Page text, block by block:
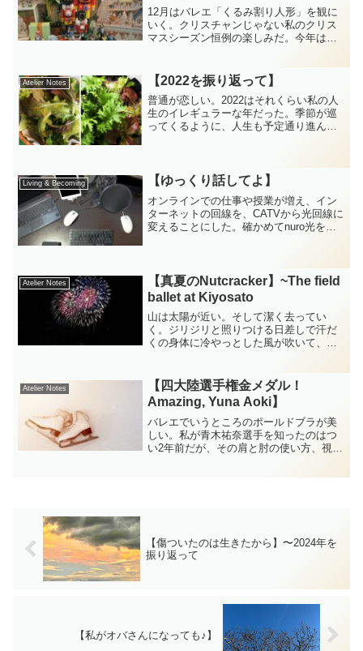
12月はバレエ「くるみ割り人形」を観に
いく。クリスチャンじゃない私のクリス
マスシーズン恒例の楽しみだ。今年は東
その昔、クリスマスマーケットで有名
な、ドイツのローテンブル...
Atelier Notes 【2022を振り返って】
普通が恋しい。2022はそれくらい私の人
生のイレギュラーな年だった。季節が巡
ってくるように、人生も予定通り進んで
オンラインで、多くの人達と繋がった。
あらゆる勉強会に足を...
Living & Becoming 【ゆっくり話してよ】
オンラインでの仕事や授業が増え、イン
ターネットの回線を、CATVから光回線に
変えることにした。確かめてnuro光を申
に申し込んだが...
Atelier Notes
【真夏のNutcracker】~The field
ballet at Kiyosato
山は太陽が近い。そして潔く去ってい
く。ジリジリと照りつける日差しで汗だ
くの身体に冷やっとした風が吹いて、慌
今年は2日にわたってフィールドバレエを
堪能した。我が家の初日は...
Atelier Notes
【四大陸選手権金メダル！
Amazing, Yuna Aoki】
バレエでいうところのポールドブラが美
しい。私が青木祐奈選手を知ったのはつ
い2年前だが、その肩と肘の使い方、視線
【傷ついたのは生きたから】〜2024年を
振り返って
【私がオバさんになっても♪】